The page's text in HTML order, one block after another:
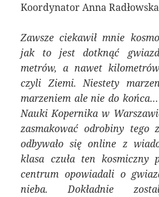
Koordynator Anna Radłowska
Zawsze ciekawił mnie
jak to jest dotknąć
metrów, a nawet
czyli Ziemi. Niestety
marzeniem ale nie do
Nauki Kopernika w
zasmakować odrobiny tego
odbywało się online z
klasa czuła ten kosmiczny
centrum opowiadali o
nieba. Dokładnie